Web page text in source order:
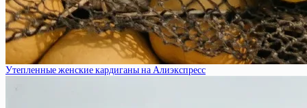
Утепленные женские кардиганы на Алиэкспресс